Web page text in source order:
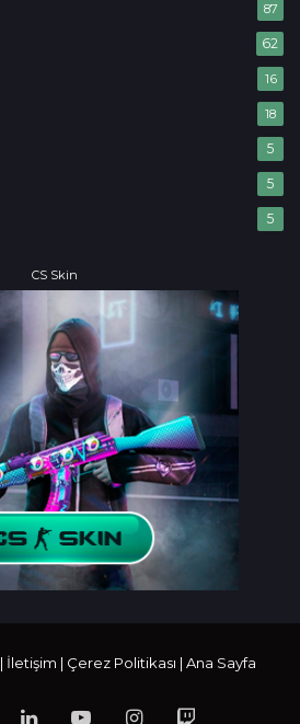
87
62
16
18
5
5
5
CS Skin
| İletişim | Çerez Politikası | Ana Sayfa
LinkedInYouTubeInstagram